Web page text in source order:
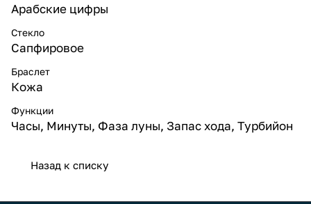
Арабские цифры
Стекло
Сапфировое
Браслет
Кожа
Функции
Часы, Минуты, Фаза луны, Запас хода, Турбийон
Назад к списку